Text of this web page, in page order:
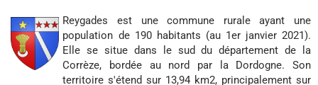
Reygades est une commune rurale ayant une
population de 190 habitants (au 1er janvier 2021).
Elle se situe dans le sud du département de la
Corrèze, bordée au nord par la Dordogne. Son
territoire s'étend sur 13,94 km2, principalement sur